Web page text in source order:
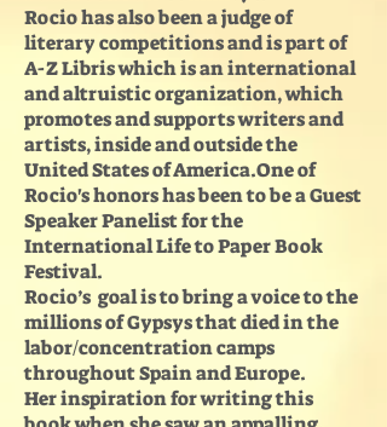
Rocio has also been a judge of
literary competitions and is part of
A-Z Libris which is an international
and altruistic organization, which
promotes and supports writers and
artists, inside and outside the
United States of America.One of
Rocio's honors has been to be a Guest
Speaker Panelist for the
International Life to Paper Book
Festival.
Rocio’s goal is to bring a voice to the
millions of Gypsys that died in the
labor/concentration camps
throughout Spain and Europe.
Her inspiration for writing this